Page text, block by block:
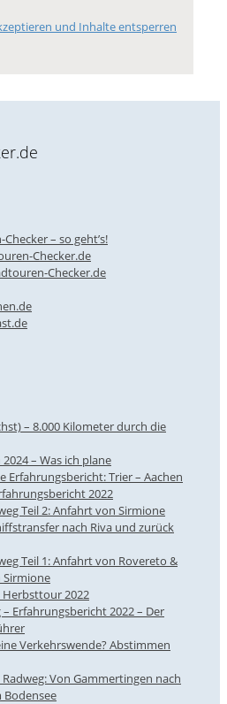
und Inhalte entsperren
– so geht’s!
Checker.de
Checker.de
– 8.000 Kilometer durch die
– Was ich plane
Erfahrungsbericht: Trier – Aachen
2022
Teil 2: Anfahrt von Sirmione
nach Riva und zurück
Teil 1: Anfahrt von Rovereto &
Sirmione
Herbsttour 2022
Erfahrungsbericht 2022 – Der
Verkehrswende? Abstimmen
Von Gammertingen nach
Bodensee